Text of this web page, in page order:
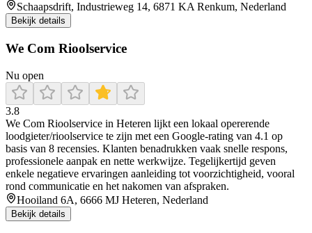
Schaapsdrift, Industrieweg 14, 6871 KA Renkum, Nederland
Bekijk details
We Com Rioolservice
Nu open
3.8
We Com Rioolservice in Heteren lijkt een lokaal opererende
loodgieter/rioolservice te zijn met een Google-rating van 4.1 op
basis van 8 recensies. Klanten benadrukken vaak snelle respons,
professionele aanpak en nette werkwijze. Tegelijkertijd geven
enkele negatieve ervaringen aanleiding tot voorzichtigheid, vooral
rond communicatie en het nakomen van afspraken.
Hooiland 6A, 6666 MJ Heteren, Nederland
Bekijk details